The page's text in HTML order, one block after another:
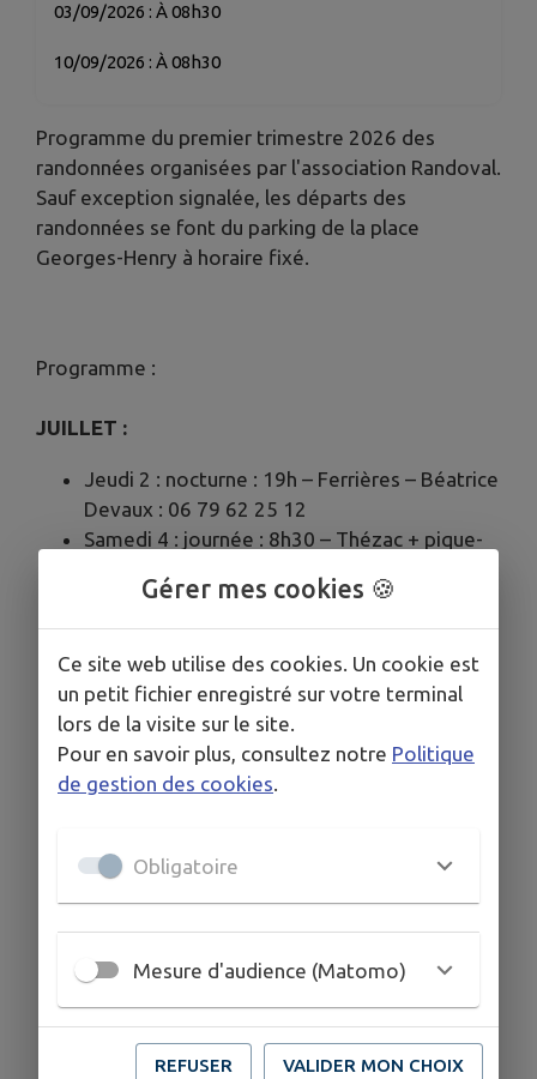
03/09/2026 : À 08h30
10/09/2026 : À 08h30
Programme du premier trimestre 2026 des
randonnées organisées par l'association Randoval.
Sauf exception signalée, les départs des
randonnées se font du parking de la place
Georges-Henry à horaire fixé.
Programme :
JUILLET :
Jeudi 2 : nocturne : 19h – Ferrières – Béatrice
Devaux : 06 79 62 25 12
Samedi 4 : journée : 8h30 – Thézac + pique-
Jeudi 9 : nocturne : 19h – Cazes – Philippe
André : 06 86 75 24 10
Vendredi 10 : Rando des Bannières : 9h –
Frayssinet-le-Gélat (11 km) –
Renseignements : 06 33 46 94 58
Samedi 11 : ½ journée : à partir de 8h – Saint-
Matré (Fête des associations) – Informations
(Duravel) – Philippe André : 06 86 75 24 10
Jeudi 23 : nocturne : 19h – Bélaye – Jean-
Marie Coste : 06 88 78 14 47
Dimanche 26 : ½ journée : 8h30 – Marminiac
– Andrée Sudrie : 06 18 97 78 98
Huguette De Keijzer : 06 76 47 41 95
Gérer mes cookies 🍪
Ce site web utilise des cookies. Un cookie est
un petit fichier enregistré sur votre terminal
lors de la visite sur le site.
Pour en savoir plus, consultez notre Politique
de gestion des cookies.
Obligatoire
Mesure d'audience (Matomo)
REFUSER VALIDER MON CHOIX